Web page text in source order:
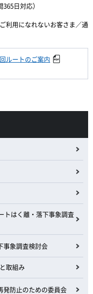
日対応）
利用になれないお客さま／通
ルートのご案内
トはく離・落下事象調査
事象調査検討会
取組み
発防止のための委員会